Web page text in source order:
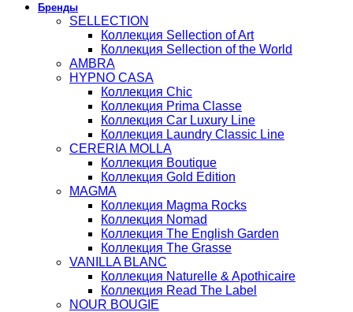
Бренды
SELLECTION
Коллекция Sellection of Art
Коллекция Sellection of the World
AMBRA
HYPNO CASA
Коллекция Chic
Коллекция Prima Classe
Коллекция Car Luxury Line
Коллекция Laundry Classic Line
CERERIA MOLLA
Коллекция Boutique
Коллекция Gold Edition
MAGMA
Коллекция Magma Rocks
Коллекция Nomad
Коллекция The English Garden
Коллекция The Grasse
VANILLA BLANC
Коллекция Naturelle & Apothicaire
Коллекция Read The Label
NOUR BOUGIE